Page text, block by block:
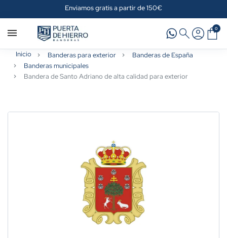
Enviamos gratis a partir de 150€
0
Inicio Banderas para exterior
Banderas de España
Banderas municipales
Bandera de Santo Adriano de alta calidad para exterior